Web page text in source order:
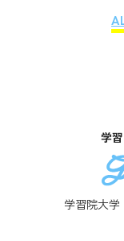
学
学習院大学